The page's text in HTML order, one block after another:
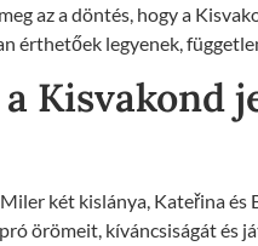
az a döntés, hogy a
érthetőek legyenek,
Kisvakond
két kislánya, Kateřina és
örömeit, kíváncsiságát és